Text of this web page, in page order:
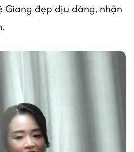
Giang đẹp dịu dàng, nhận